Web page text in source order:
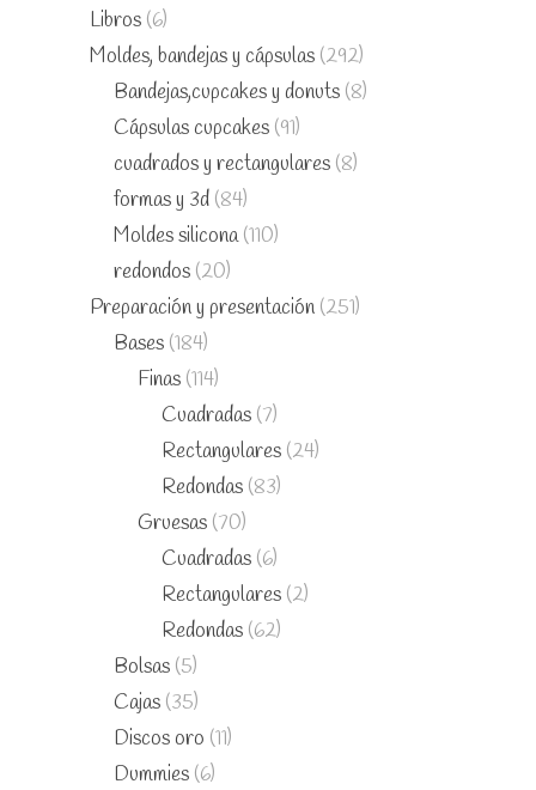
Libros (6)
Moldes, bandejas y cápsulas (292)
Bandejas,cupcakes y donuts (8)
Cápsulas cupcakes (91)
cuadrados y rectangulares (8)
formas y 3d (84)
Moldes silicona (110)
redondos (20)
Preparación y presentación (251)
Bases (184)
Finas (114)
Cuadradas (7)
Rectangulares (24)
Redondas (83)
Gruesas (70)
Cuadradas (6)
Rectangulares (2)
Redondas (62)
Bolsas (5)
Cajas (35)
Discos oro (11)
Dummies (6)